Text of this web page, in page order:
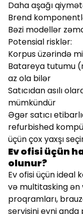
Daha aşağı
Brend
Bəzi modellər
Potensial risklər:
Korpus üzərində
Batareya tutumu
az ola bilər
Satıcıdan asılı
mümkündür
Əgər satıcı
refurbished
üçün çox yaxşı
Ev ofisi üçün
olunur?
Ev ofisi üçün ideal
və multitasking
proqramları,
servisini eyni